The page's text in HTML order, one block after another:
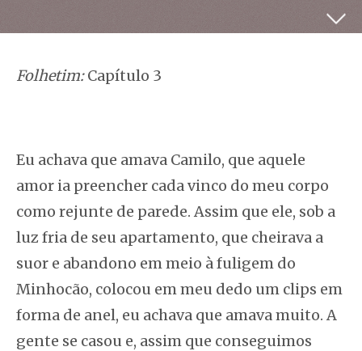
Folhetim:Capítulo 3
Eu achava que amava Camilo, que aquele
amor ia preencher cada vinco do meu corpo
como rejunte de parede. Assim que ele, sob a
luz fria de seu apartamento, que cheirava a
suor e abandono em meio à fuligem do
Minhocão, colocou em meu dedo um clips em
forma de anel, eu achava que amava muito. A
gente se casou e, assim que conseguimos